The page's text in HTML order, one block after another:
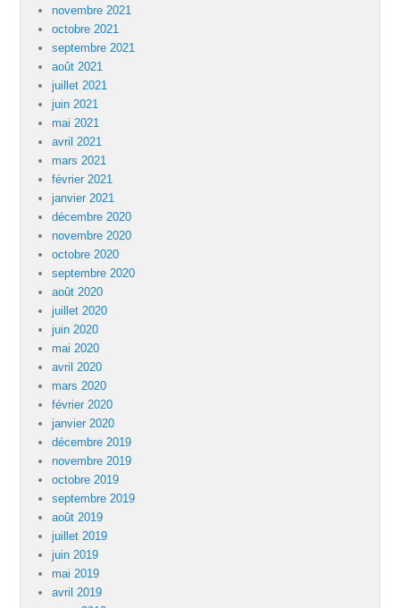
novembre 2021
octobre 2021
septembre 2021
août 2021
juillet 2021
juin 2021
mai 2021
avril 2021
mars 2021
février 2021
janvier 2021
décembre 2020
novembre 2020
octobre 2020
septembre 2020
août 2020
juillet 2020
juin 2020
mai 2020
avril 2020
mars 2020
février 2020
janvier 2020
décembre 2019
novembre 2019
octobre 2019
septembre 2019
août 2019
juillet 2019
juin 2019
mai 2019
avril 2019